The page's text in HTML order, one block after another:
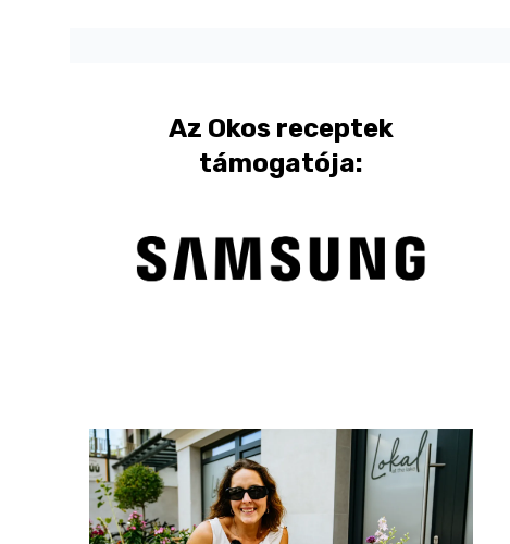
Az Okos receptek
támogatója: